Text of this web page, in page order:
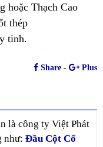
hoặc Thạch Cao
thép
tinh.
Share - Plus
là công ty Việt Phát
như: Đầu Cột Cổ